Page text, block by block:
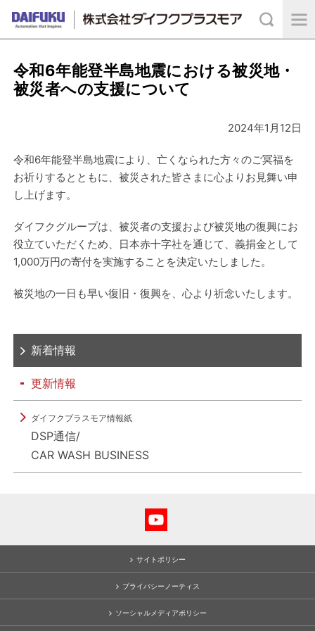
令和6年能登半島地震における被災地・
被災者への支援について
2024年1月12日
令和6年能登半島地震により、亡くなられた方々のご冥福を
お祈りするとともに、被災された皆さまに心よりお見舞い申
し上げます。
ダイフクグループは、被災者の支援および被災地の復興にお
役立ていただくため、日本赤十字社を通じて、義捐金として
1,000万円の寄付を実施することを決定いたしました。
被災地の一日も早い復旧・復興を、心より祈念いたします。
新着情報
更新情報
ダイフクプラスモア情報紙
DSP通信/
CAR WASH BUSINESS
サイトポリシー
プライバシーノーティス
ソーシャルメディアポリシー